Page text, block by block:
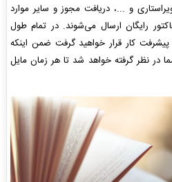
و ...، دریافت مجوز و سایر موارد
رایگان ارسال می‌شوند. در تمام طول
کار قرار خواهید گرفت ضمن اینکه
در نظر گرفته خواهد شد تا هر زمان مایل